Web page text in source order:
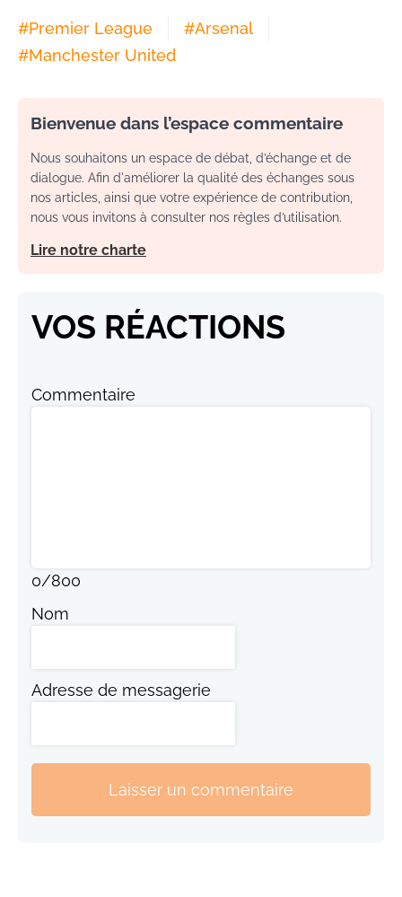
#Premier League #Arsenal
#Manchester United
Bienvenue dans l’espace commentaire
Nous souhaitons un espace de débat, d’échange et de
dialogue. Afin d'améliorer la qualité des échanges sous
nos articles, ainsi que votre expérience de contribution,
nous vous invitons à consulter nos règles d’utilisation.
Lire notre charte
VOS RÉACTIONS
Commentaire
0/800
Nom
Adresse de messagerie
Laisser un commentaire